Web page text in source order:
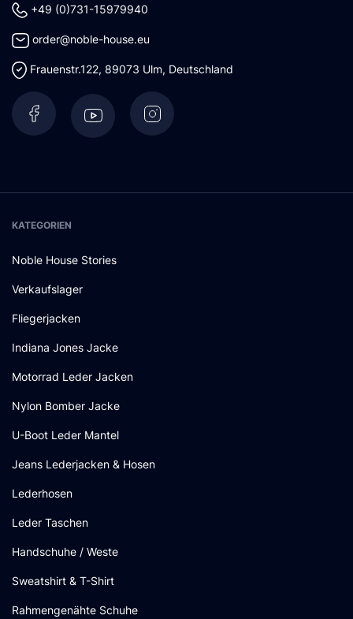
+49 (0)731-15979940
order@noble-house.eu
Frauenstr.122, 89073 Ulm, Deutschland
KATEGORIEN
Noble House Stories
Verkaufslager
Fliegerjacken
Indiana Jones Jacke
Motorrad Leder Jacken
Nylon Bomber Jacke
U-Boot Leder Mantel
Jeans Lederjacken & Hosen
Lederhosen
Leder Taschen
Handschuhe / Weste
Sweatshirt & T-Shirt
Rahmengenähte Schuhe